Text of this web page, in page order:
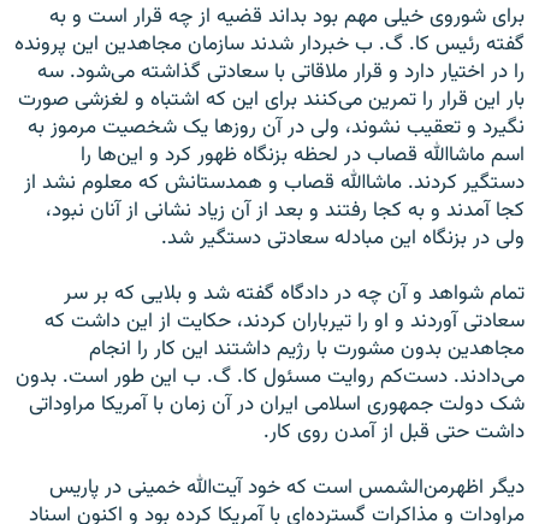
برای شوروی خیلی مهم بود بداند قضیه از چه قرار است و به
گفته رئیس کا. گ. ب خبردار شدند سازمان مجاهدین این پرونده
را در اختیار دارد و قرار ملاقاتی با سعادتی گذاشته می‌شود. سه
بار این قرار را تمرین می‌کنند برای این که اشتباه و لغزشی صورت
نگیرد و تعقیب نشوند، ولی در آن روز‌ها یک شخصیت مرموز به
اسم ماشاالله قصاب در لحظه بزنگاه ظهور کرد و این‌ها را
دستگیر کردند. ماشاالله قصاب و همدستانش که معلوم نشد از
کجا آمدند و به کجا رفتند و بعد از آن زیاد نشانی از آنان نبود،
ولی در بزنگاه این مبادله سعادتی دستگیر شد.
تمام شواهد و آن چه در دادگاه گفته شد و بلایی که بر سر
سعادتی آوردند و او را تیرباران کردند، حکایت از این داشت که
مجاهدین بدون مشورت با رژیم داشتند این کار را انجام
می‌دادند. دست‌کم روایت مسئول کا. گ. ب این طور است. بدون
شک دولت جمهوری اسلامی ایران در آن زمان با آمریکا مراوداتی
داشت حتی قبل از آمدن روی کار.
دیگر اظهرمن‌الشمس است که خود آیت‌الله خمینی در پاریس
مراودات و مذاکرات گسترده‌ای با آمریکا کرده بود و اکنون اسناد